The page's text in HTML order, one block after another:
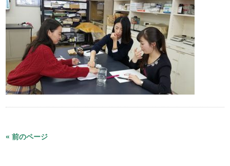
« 前のページ